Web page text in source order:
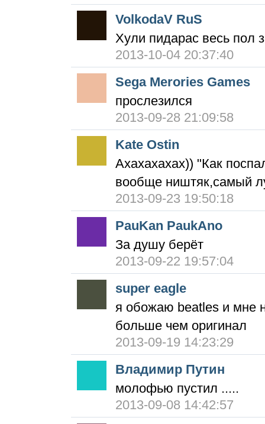
VolkodaV RuS
Хули пидарас весь пол
2013-10-04 20:37:40
Sega Merories Games
прослезился
2013-09-28 21:09:58
Kate Ostin
Ахахахахах)) "Как
вообще ништяк,самый
2013-09-23 19:50:18
PauKan PaukAno
За душу берёт
2013-09-22 19:57:04
super eagle
я обожаю beatles и мне
больше чем оригинал
2013-09-19 14:23:29
Владимир Путин
молофью пустил .....
2013-09-08 14:42:57